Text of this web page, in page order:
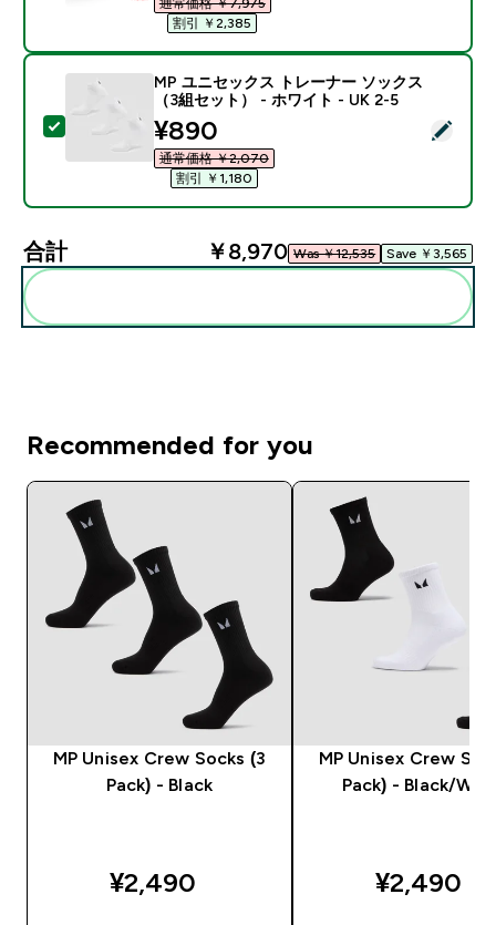
割引 ￥2,385‎
この商品を選択 - MP ユニセックス トレーナー ソッ
MP ユニセックス トレーナー ソックス
（3組セット） - ホワイト - UK 2-5
discounted price
¥890‎
通常価格 ￥2,070‎
割引 ￥1,180‎
合計 ￥8,970‎ Was ￥12,535‎ Save ￥3,565‎
Recommended for you
MP Unisex Crew Socks (3
Pack) - Black
¥2,490‎
MP Unisex Crew
Pack) - Black/
¥2,490‎